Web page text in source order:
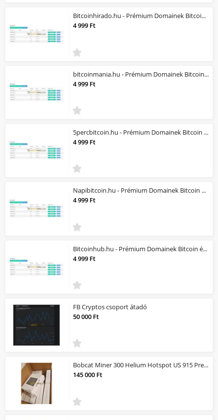
Bitcoinhirado.hu - Prémium Domainek Bitcoin és Kripto jellegű üzlethez
4 999 Ft
bitcoinmania.hu - Prémium Domainek Bitcoin és Kripto jellegű üzlethez
4 999 Ft
5percbitcoin.hu - Prémium Domainek Bitcoin és Kripto jellegű üzlethez
4 999 Ft
Napibitcoin.hu - Prémium Domainek Bitcoin és Kripto jellegű üzlethez
4 999 Ft
Bitcoinhub.hu - Prémium Domainek Bitcoin és Kripto jellegű üzlethez
4 999 Ft
FB Cryptos csoport átadó
50 000 Ft
Bobcat Miner 300 Helium Hotspot US 915 Pre Order Service
145 000 Ft